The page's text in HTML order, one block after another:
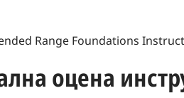
Range Foundations
оцена